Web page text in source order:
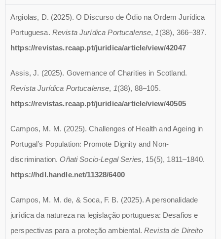
Argiolas, D. (2025). O Discurso de Ódio na Ordem Jurídica
Portuguesa. Revista Jurídica Portucalense, 1(38), 366–387.
https://revistas.rcaap.pt/juridica/article/view/42047
Assis, J. (2025). Governance of Charities in Scotland.
Revista Jurídica Portucalense, 1(38), 88–105.
https://revistas.rcaap.pt/juridica/article/view/40505
Campos, M. M. (2025). Challenges of Health and Ageing in
Portugal’s Population: Promote Dignity and Non-
discrimination.Oñati Socio-Legal Series, 15(5), 1811–1840.
https://hdl.handle.net/11328/6400
Campos, M. M. de, & Soca, F. B. (2025). A personalidade
jurídica da natureza na legislação portuguesa: Desafios e
perspectivas para a proteção ambiental. Revista de Direito